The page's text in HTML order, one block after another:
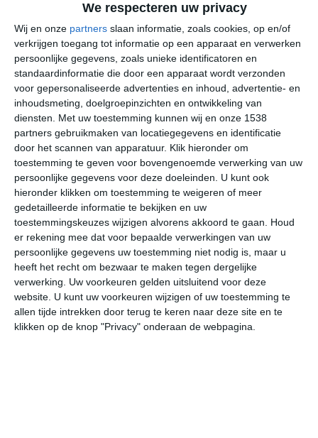
We respecteren uw privacy
Wij en onze partners slaan informatie, zoals cookies, op en/of
verkrijgen toegang tot informatie op een apparaat en verwerken
persoonlijke gegevens, zoals unieke identificatoren en
standaardinformatie die door een apparaat wordt verzonden
voor gepersonaliseerde advertenties en inhoud, advertentie- en
inhoudsmeting, doelgroepinzichten en ontwikkeling van
diensten. Met uw toestemming kunnen wij en onze 1538
partners gebruikmaken van locatiegegevens en identificatie
door het scannen van apparatuur. Klik hieronder om
toestemming te geven voor bovengenoemde verwerking van uw
persoonlijke gegevens voor deze doeleinden. U kunt ook
hieronder klikken om toestemming te weigeren of meer
gedetailleerde informatie te bekijken en uw
toestemmingskeuzes wijzigen alvorens akkoord te gaan. Houd
er rekening mee dat voor bepaalde verwerkingen van uw
persoonlijke gegevens uw toestemming niet nodig is, maar u
heeft het recht om bezwaar te maken tegen dergelijke
verwerking. Uw voorkeuren gelden uitsluitend voor deze
website. U kunt uw voorkeuren wijzigen of uw toestemming te
allen tijde intrekken door terug te keren naar deze site en te
klikken op de knop "Privacy" onderaan de webpagina.
30°C
za
37° 23°
zo
35° 23°
ma
36° 21°
di
37° 20° 37°
34°C 29°C 26°C
18:00 21:00 00:00 03:00 06:00
18:00 21:00 00:00 03:00 06:00